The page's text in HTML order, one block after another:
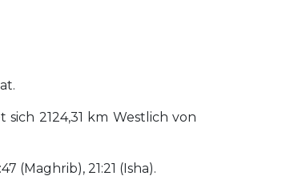
2124,31 km Westlich von
(Maghrib), 21:21 (Isha).